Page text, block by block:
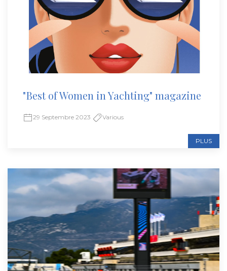
"Best of Women in Yachting" magazine
29 Septembre 2023 Various
PLUS